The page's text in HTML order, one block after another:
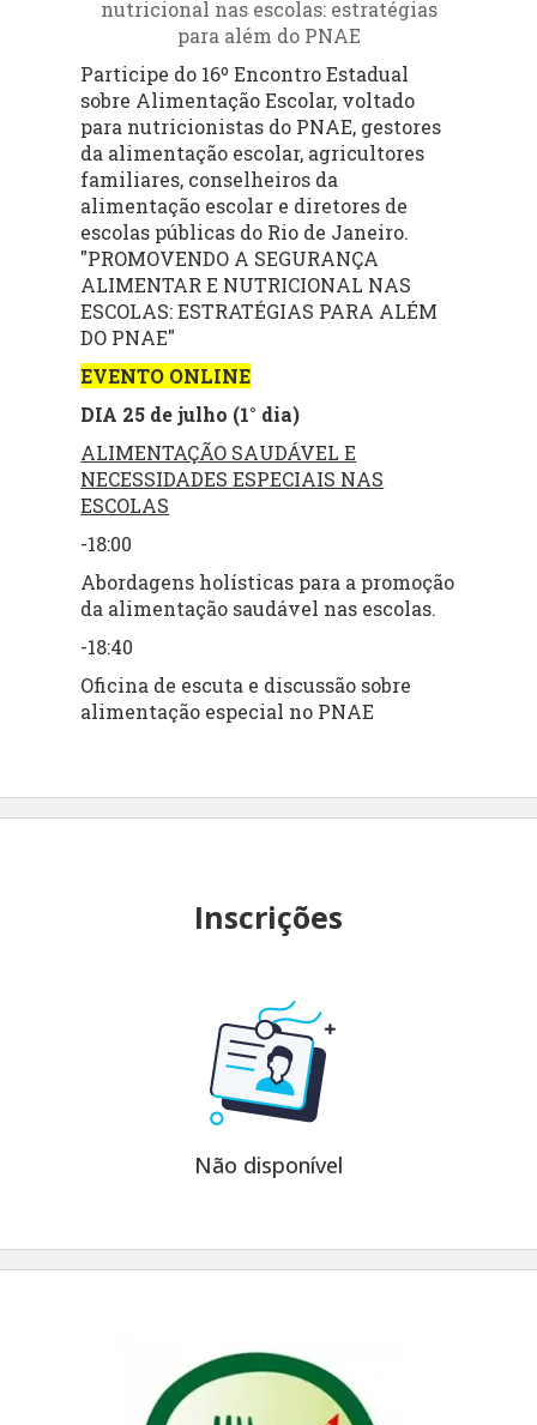
nutricional nas escolas: estratégias
para além do PNAE
Participe do 16º Encontro Estadual
sobre Alimentação Escolar, voltado
para nutricionistas do PNAE, gestores
da alimentação escolar, agricultores
familiares, conselheiros da
alimentação escolar e diretores de
escolas públicas do Rio de Janeiro.
"PROMOVENDO A SEGURANÇA
ALIMENTAR E NUTRICIONAL NAS
ESCOLAS: ESTRATÉGIAS PARA ALÉM
DO PNAE"
EVENTO ONLINE
DIA 25 de julho (1° dia)
ALIMENTAÇÃO SAUDÁVEL E
NECESSIDADES ESPECIAIS NAS
ESCOLAS
-18:00
Abordagens holísticas para a promoção
da alimentação saudável nas escolas.
-18:40
Oficina de escuta e discussão sobre
alimentação especial no PNAE
Inscrições
Não disponível